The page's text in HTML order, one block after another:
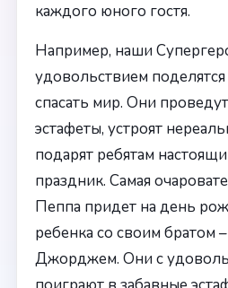
каждого юного гостя.
Например, наши
удовольствием поделятся
спасать мир. Они
эстафеты, устроят
подарят ребятам
праздник. Самая
Пеппа придет на день
ребенка со своим братом
Джорджем. Они с